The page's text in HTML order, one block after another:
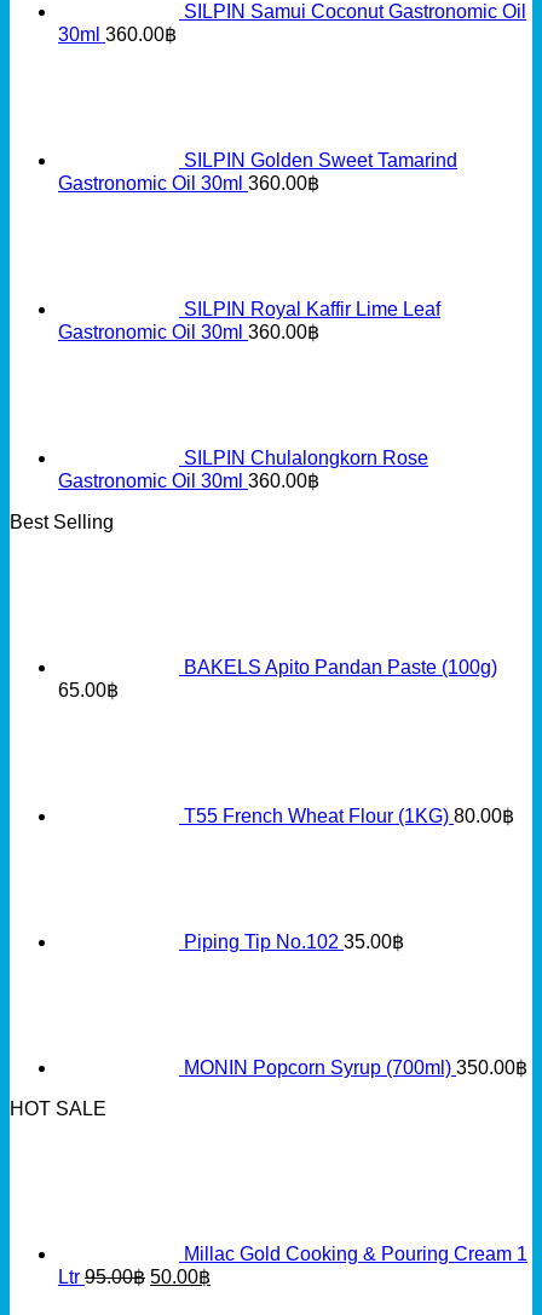
SILPIN Samui Coconut Gastronomic Oil
30ml 360.00฿
SILPIN Golden Sweet Tamarind
Gastronomic Oil 30ml 360.00฿
SILPIN Royal Kaffir Lime Leaf
Gastronomic Oil 30ml 360.00฿
SILPIN Chulalongkorn Rose
Gastronomic Oil 30ml 360.00฿
Best Selling
BAKELS Apito Pandan Paste (100g)
65.00฿
T55 French Wheat Flour (1KG) 80.00฿
Piping Tip No.102 35.00฿
MONIN Popcorn Syrup (700ml) 350.00฿
HOT SALE
Millac Gold Cooking & Pouring Cream 1
Ltr 95.00฿ Original
50.00฿